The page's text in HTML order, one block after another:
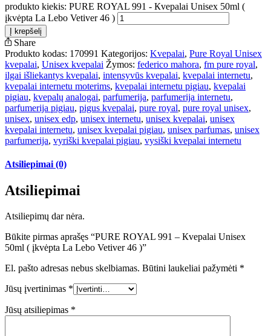
produkto kiekis: PURE ROYAL 991 - Кvepalai Unisex 50ml (
įkvėpta La Lebo Vetiver 46 )
Į krepšelį
Share
Produkto kodas: 170991 Kategorijos: Kvepalai, Pure Royal Unisex
kvepalai, Unisex kvepalai Žymos: federico mahora, fm pure royal,
ilgai išliekantys kvepalai, intensyvūs kvepalai, kvepalai internetu,
kvepalai internetu moterims, kvepalai internetu pigiau, kvepalai
pigiau, kvepalų analogai, parfumerija, parfumerija internetu,
parfumerija pigiau, pigus kvepalai, pure royal, pure royal unisex,
unisex, unisex edp, unisex internetu, unisex kvepalai, unisex
kvepalai internetu, unisex kvepalai pigiau, unisex parfumas, unisex
parfumerija, vyriški kvepalai pigiau, vysiški kvepalai internetu
Atsiliepimai (0)
Atsiliepimai
Atsiliepimų dar nėra.
Būkite pirmas aprašęs “PURE ROYAL 991 – Кvepalai Unisex
50ml ( įkvėpta La Lebo Vetiver 46 )”
El. pašto adresas nebus skelbiamas. Būtini laukeliai pažymėti *
Jūsų įvertinimas *
Jūsų atsiliepimas *